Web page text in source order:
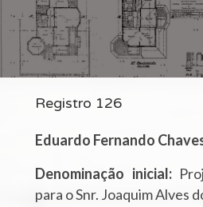
Registro 126
Eduardo Fernando
Denominação inicial:
para o Snr. Joaquim Alves